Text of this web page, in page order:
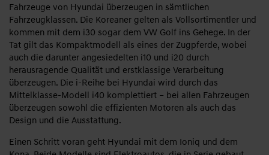
Fahrzeuge von Hyundai überzeugen in sämtlichen
Fahrzeugklassen. Die Koreaner gelten als Vollsortimentler und
kommen mit dem i30 sogar dem VW Golf ins Gehege. In der
Tat gilt das Kompaktmodell als eines der Zugpferde, wobei
auch die darunter angesiedelten i10 und i20 durch
herausragende Qualität und erstklassige Verarbeitung
überzeugen. Die i-Reihe bei Hyundai wird durch das
Mittelklasse-Modell i40 komplettiert – bei allen Fahrzeugen
überzeugen sowohl die effizienten Motoren als auch das
Design und die Ausstattung.
Einen Schritt voran geht Hyundai mit dem Ioniq und dem